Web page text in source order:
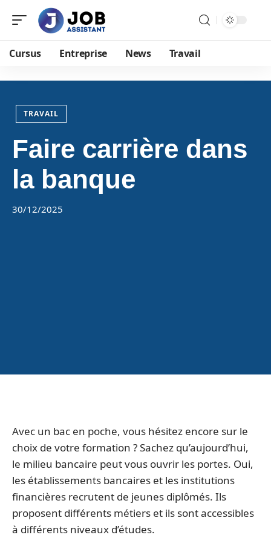
Cursus Entreprise News Travail
TRAVAIL
Faire carrière dans
la banque
30/12/2025
Avec un bac en poche, vous hésitez encore sur le
choix de votre formation ? Sachez qu’aujourd’hui,
le milieu bancaire peut vous ouvrir les portes. Oui,
les établissements bancaires et les institutions
financières recrutent de jeunes diplômés. Ils
proposent différents métiers et ils sont accessibles
à différents niveaux d’études.